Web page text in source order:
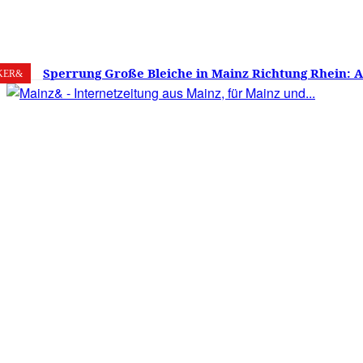
8. August 2026 28.3 Mainz
Sperrung Große Bleiche in Mainz Richtung Rhein:
verwirrt, Mainzer stinksauer – Haben die Mainzer